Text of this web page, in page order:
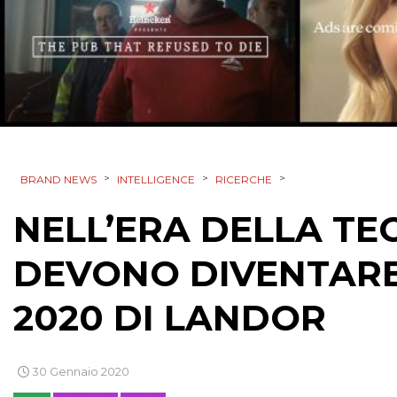
BRAND NEWS > INTELLIGENCE > RICERCHE >
NELL’ERA DELLA
DEVONO
2020 DI LANDOR
30 Gennaio 2020